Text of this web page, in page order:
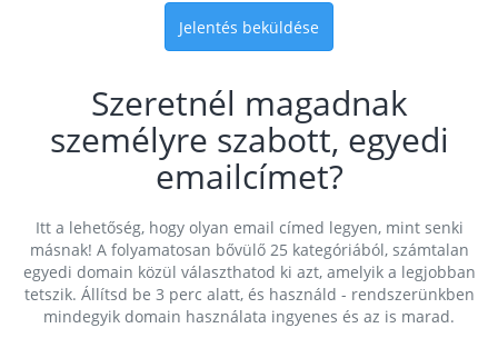
Jelentés beküldése
Szeretnél magadnak
személyre szabott, egyedi
emailcímet?
Itt a lehetőség, hogy olyan email címed legyen, mint senki
másnak! A folyamatosan bővülő 25 kategóriából, számtalan
egyedi domain közül választhatod ki azt, amelyik a legjobban
tetszik. Állítsd be 3 perc alatt, és használd - rendszerünkben
mindegyik domain használata ingyenes és az is marad.